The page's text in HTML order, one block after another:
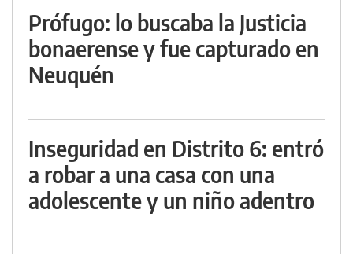
Prófugo: lo buscaba la Justicia
bonaerense y fue capturado en
Neuquén
Inseguridad en Distrito 6: entró
a robar a una casa con una
adolescente y un niño adentro